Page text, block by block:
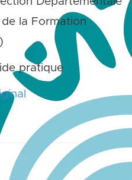
de la Formation
pratique